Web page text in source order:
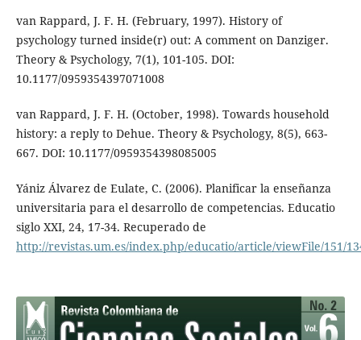
van Rappard, J. F. H. (February, 1997). History of
psychology turned inside(r) out: A comment on Danziger.
Theory & Psychology, 7(1), 101-105. DOI:
10.1177/0959354397071008
van Rappard, J. F. H. (October, 1998). Towards household
history: a reply to Dehue. Theory & Psychology, 8(5), 663-
667. DOI: 10.1177/0959354398085005
Yániz Álvarez de Eulate, C. (2006). Planificar la enseñanza
universitaria para el desarrollo de competencias. Educatio
siglo XXI, 24, 17-34. Recuperado de
http://revistas.um.es/index.php/educatio/article/viewFile/151/